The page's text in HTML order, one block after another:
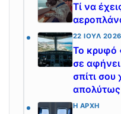
Τί να
22 ΙΟΎΛ 2026
Το κρυφό
σε
σπίτι σου
απολύτως
Η ΑΡΧΉ